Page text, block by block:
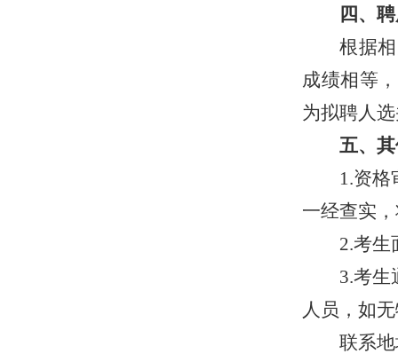
四、
根据
成绩相等
为拟聘人
五、
1.资
一经查实
2.考生
3.考生
人员，如
联系